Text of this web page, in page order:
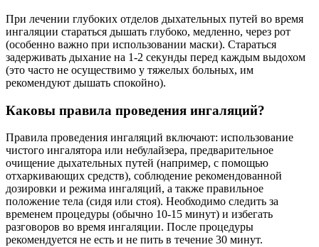
При лечении глубоких отделов дыхательных путей во время
ингаляции стараться дышать глубоко, медленно, через рот
(особенно важно при использовании маски). Стараться
задерживать дыхание на 1-2 секунды перед каждым выдохом
(это часто не осуществимо у тяжелых больных, им
рекомендуют дышать спокойно).
Каковы правила проведения ингаляций?
Правила проведения ингаляций включают: использование
чистого ингалятора или небулайзера, предварительное
очищение дыхательных путей (например, с помощью
отхаркивающих средств), соблюдение рекомендованной
дозировки и режима ингаляций, а также правильное
положение тела (сидя или стоя). Необходимо следить за
временем процедуры (обычно 10-15 минут) и избегать
разговоров во время ингаляции. После процедуры
рекомендуется не есть и не пить в течение 30 минут.